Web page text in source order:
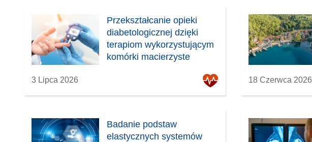
m
)
Przekształcanie opieki
diabetologicznej dzięki
terapiom wykorzystującym
komórki macierzyste
3 Lipca 2026 18 Czerwca 2026
Badanie podstaw
elastycznych systemów